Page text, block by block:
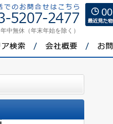
年中無休（年末年始を除く）
00